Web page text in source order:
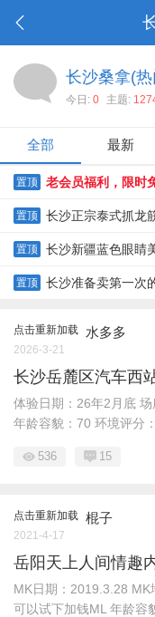
长沙桑拿(热
今日: 0 主题:
全部 最新
置顶 老会员福利，限时
置顶 长沙正宗泰式抓龙
置顶 长沙新疆蓝色眼睛
置顶 长沙准备卖第一次
点击重新加载 水多多
2026-3-21
长沙岳麓区汽车西
体验日期：26年2月底
年龄容貌：70 环境评分
536 15
点击重新加载 棍子
2021-4-17
岳阳天上人间情趣
MK日期：2019.3.28 MK
可以试下加钱ML 年龄容